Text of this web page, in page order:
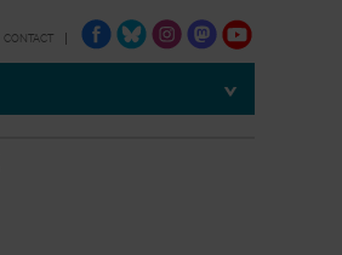
CONTACT
FACEBOOKTWITTERINSTAGRAMTWITTERYOUTUBE